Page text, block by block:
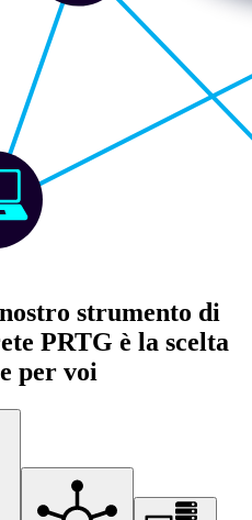
strumento di
PRTG è la scelta
per voi